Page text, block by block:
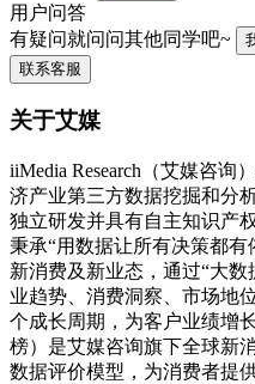
用户问答
有疑问就问问其他同学吧~
联系客服
关于艾媒
iiMedia Research（艾媒咨询
济产业第三方数据挖掘和分
独立研发并具有自主知识产
秉承“用数据让所有决策都有
新消费及新业态，通过“大
业趋势、消费洞察、市场地
个成长周期，为客户业绩增
榜）是艾媒咨询旗下全球新
数据评价模型，为消费者提